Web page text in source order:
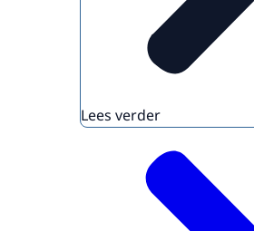
Lees verder